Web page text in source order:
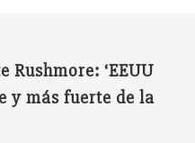
Rushmore: ‘EEUU
y más fuerte de la